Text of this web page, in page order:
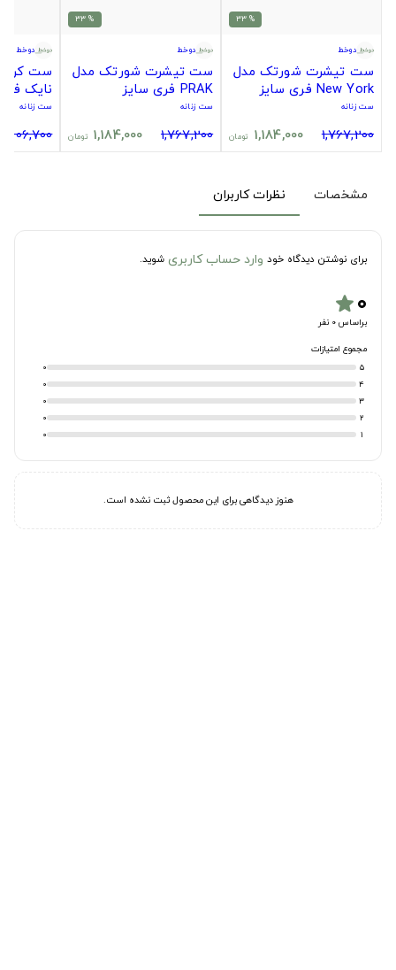
% 33
دوخط
ست تیشرت شورتک مدل
New York فری سایز
ست زنانه
1,767,200
1,184,000 تومان
% 33
دوخط
ست تیشرت شورتک مدل
PRAK فری سایز
ست زنانه
1,767,200
1,184,000 تومان
دوخط
ست
نایک
ست زنانه
2,006,700
مشخصات نظرات کاربران
برای نوشتن دیدگاه خود وارد حساب کاربری شوید.
۰star
براساس 0 نفر
مجموع امتیازات
5
0
4
0
3
0
2
0
1
0
هنوز دیدگاهی برای این محصول ثبت نشده است.